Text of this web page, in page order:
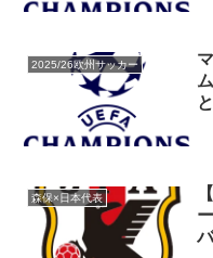
2025/26欧州サッカー
森保×日本代表